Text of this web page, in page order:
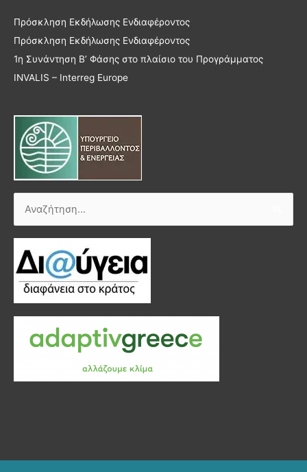
Πρόσκληση Εκδήλωσης Ενδιαφέροντος
Πρόσκληση Εκδήλωσης Ενδιαφέροντος
1η Συνάντηση Β’ Φάσης στο πλαίσιο του Προγράμματος
INVALIS – Interreg Europe
Αναζήτηση